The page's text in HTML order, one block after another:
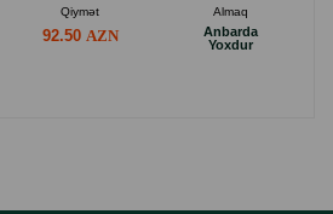
Qiymət
Almaq
92.50
Anbarda
Yoxdur